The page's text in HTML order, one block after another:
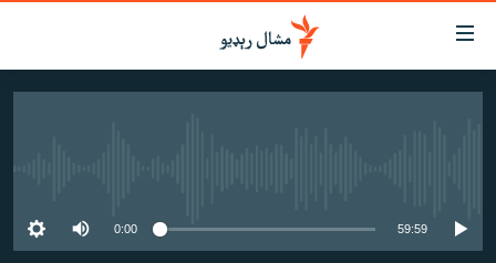
د
لاسرسي
ځای
لاړ بلوچستان
0:00 59:59